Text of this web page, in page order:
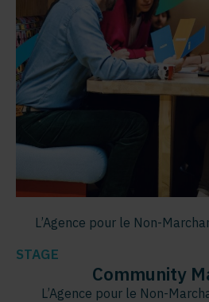
L’Agence pour le Non-
STAGE
Community
L’Agence pour le Non-